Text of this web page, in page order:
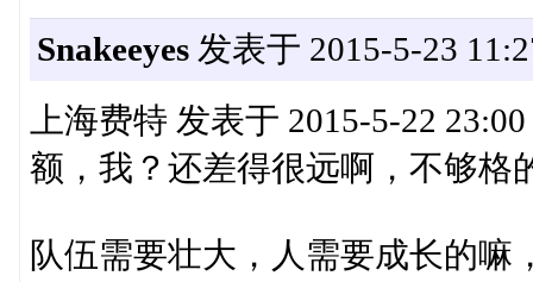
Snakeeyes发表于 2015-5-23
上海费特 发表于 2015-5-22 23:00
额，我？还差得很远啊，不够格
队伍需要壮大，人需要成长的嘛